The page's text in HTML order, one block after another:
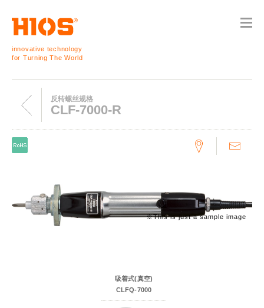
innovative technology
for Turning The World
反转螺丝规格
CLF-7000-R
※This is just a sample image
吸着式(真空)
CLFQ-7000